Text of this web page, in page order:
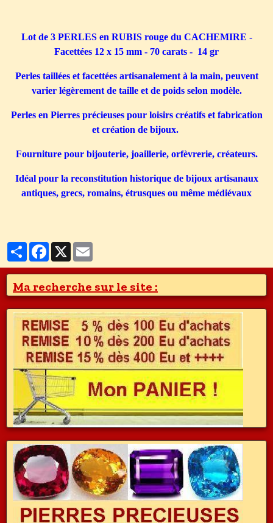
Lot de 3 PERLES en RUBIS rouge du CACHEMIRE -
Facettées 12 x 15 mm - 70 carats - 14 gr
Perles taillées et facettées artisanalement à la main, peuvent
varier légèrement de taille et de poids selon modèle.
Perles en Pierres précieuses pour loisirs créatifs et fabrication
et création de bijoux.
Fourniture pour bijouterie, joaillerie, orfèvrerie, créateurs.
Idéal pour la reconstitution historique de bijoux artisanaux
antiques, grecs, romains, étrusques ou même médiévaux
PartagerFacebook
X
Ma recherche sur le site :